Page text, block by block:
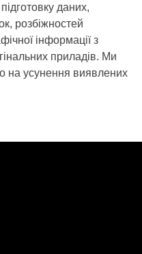
даних,
розбіжностей
інформації з
приладів. Ми
на усунення виявлених